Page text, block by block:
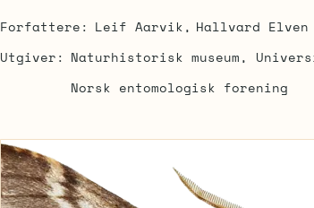
Forfattere Leif Aarvik
Hallvard Elven
Utgiver
Naturhistorisk museum,
Norsk entomologisk forening